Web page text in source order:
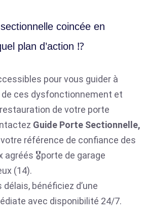
coincée en
plan d’action ⁉️
pour vous guider à
ces dysfonctionnement et
restauration de votre porte
Guide Porte Sectionnelle,
votre référence de confiance des
agréés 🎖️porte de garage
(14).
bénéficiez d’une
avec disponibilité 24/7.